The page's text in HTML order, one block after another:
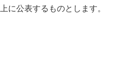
に公表するものとします。